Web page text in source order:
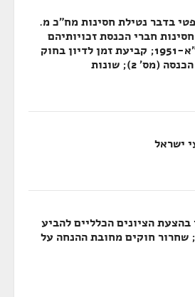
בדבר נטילת חסינות מח"כ מ.
חברי הכנסת זכויותיהם
וחובותיהם, התשי"א-1951; קביעת זמן לדיון בחוק
(מס' 2); שונות
ישראל
בהצעת הציונים הכלליים להביע
חוקים מחובת ההנחה על